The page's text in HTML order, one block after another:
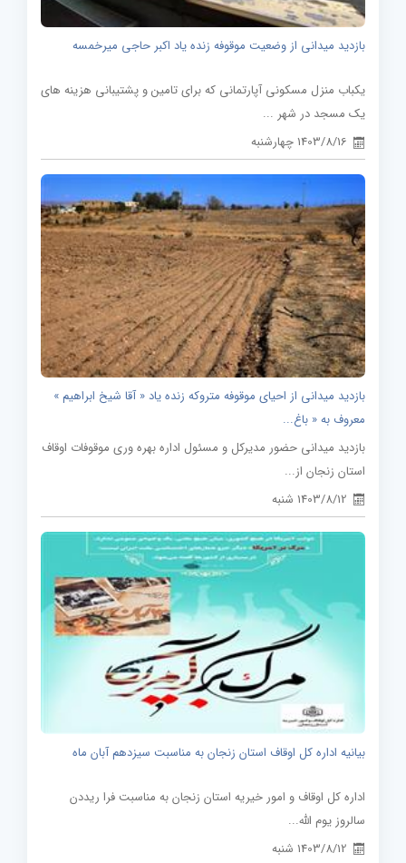
بازدید میدانی از وضعیت موقوفه زنده یاد اکبر حاجی میرخمسه
یکباب منزل مسکونی آپارتمانی که برای تامین و پشتیبانی هزینه های
یک مسجد در شهر ...
1403/8/16 چهارشنبه
بازدید میدانی از احیای موقوفه متروکه زنده یاد « آقا شیخ ابراهیم »
معروف به « باغ...
بازدید میدانی حضور مدیرکل و مسئول اداره بهره وری موقوفات اوقاف
استان زنجان از...
1403/8/12 شنبه
بیانیه اداره کل اوقاف استان زنجان به مناسبت سیزدهم آبان ماه
اداره کل اوقاف و امور خیریه استان زنجان به مناسبت فرا ریددن
سالروز یوم الله...
1403/8/12 شنبه